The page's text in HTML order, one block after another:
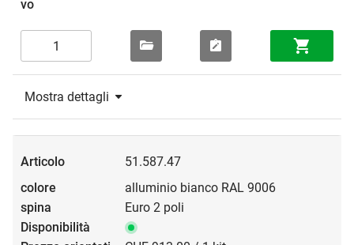
Mostra dettagli
51.587.47
alluminio bianco RAL 9006
Euro 2 poli